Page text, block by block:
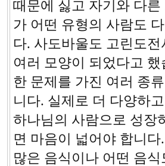
때문에 싫고 자기와 다
가 어떤 유형의 사람도
다. 사도바울도 고린도
여러 모양이 되었다고
한 문제를 가진 여러 종
니다. 실제로 더 다양하
하나님의 사람으로 성장
면 마음이 넓어야 합니
많은 음식이나 어떤 음